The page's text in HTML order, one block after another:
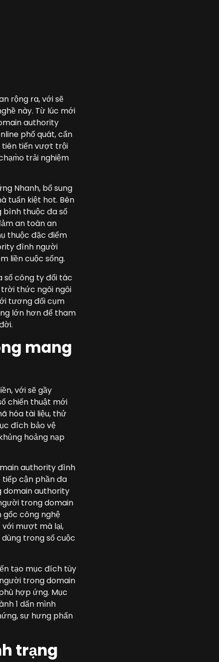
rộng ra, với sẽ
này. Từ lúc mới
authority
phổ quát, cẩn
tiên tiến vượt trội
trải nghiệm
Nhanh, bổ sung
tuấn kiệt hot. Bên
bình thuộc đa số
an toàn an
thuộc đặc điểm
đình người
liền cuộc sống.
số công ty đối tác
thức ngôi ngôi
tương đối cụm
lớn hơn để tham
mang
với sẽ gầy
chiến thuật mới
hóa tài liệu, thử
đích bảo vệ
hoảng nạp
authority đình
cận phần đa
domain authority
trong domain
gốc công nghệ
mượt mà lại,
trong số cuộc
tạo mục đích tùy
trong domain
hợp ứng. Mục
1 dấn mình
sự hưng phấn
trạng